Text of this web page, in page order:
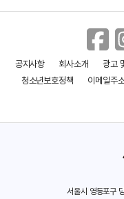
또 오해영
(2016)
연우진
(1984)
공지사항 회사소개 광고
청소년보호정책
이메일주
서울시 영등포구